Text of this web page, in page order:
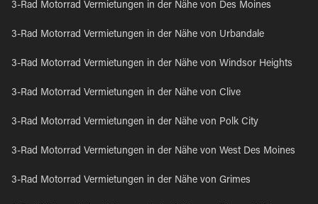
3-Rad Motorrad Vermietungen in der Nähe von Des Moines
3-Rad Motorrad Vermietungen in der Nähe von Urbandale
3-Rad Motorrad Vermietungen in der Nähe von Windsor Heights
3-Rad Motorrad Vermietungen in der Nähe von Clive
3-Rad Motorrad Vermietungen in der Nähe von Polk City
3-Rad Motorrad Vermietungen in der Nähe von West Des Moines
3-Rad Motorrad Vermietungen in der Nähe von Grimes